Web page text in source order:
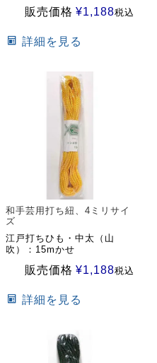
販売価格 ¥1,188税込
詳細を見る
和手芸用打ち紐、4ミリサイ
ズ
江戸打ちひも・中太（山
吹）：15mかせ
販売価格 ¥1,188税込
詳細を見る